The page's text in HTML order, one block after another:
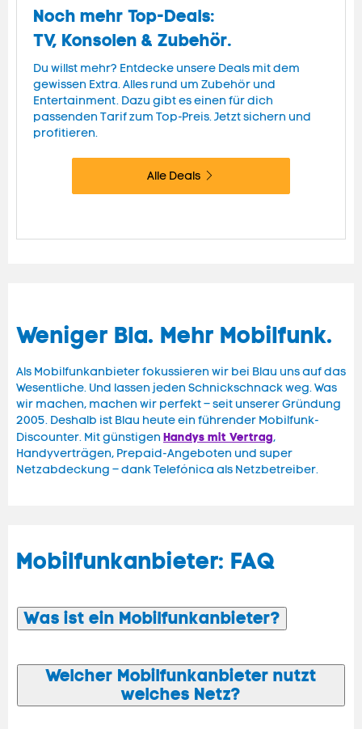
Noch mehr Top-Deals:
TV, Konsolen & Zubehör.
Du willst mehr? Entdecke unsere Deals mit dem
gewissen Extra. Alles rund um Zubehör und
Entertainment. Dazu gibt es einen für dich
passenden Tarif zum Top-Preis. Jetzt sichern und
profitieren.
Alle Deals
Weniger Bla. Mehr Mobilfunk.
Als Mobilfunkanbieter fokussieren wir bei Blau uns auf das
Wesentliche. Und lassen jeden Schnickschnack weg. Was
wir machen, machen wir perfekt – seit unserer Gründung
2005. Deshalb ist Blau heute ein führender Mobilfunk-
Discounter. Mit günstigen Handys mit Vertrag,
Handyverträgen, Prepaid-Angeboten und super
Netzabdeckung – dank Telefónica als Netzbetreiber.
Mobilfunkanbieter: FAQ
Was ist ein Mobilfunkanbieter?
Welcher Mobilfunkanbieter nutzt
welches Netz?